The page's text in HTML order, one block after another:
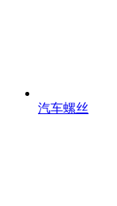
汽车螺丝